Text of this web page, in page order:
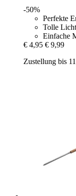
-50%
Perfekte
Tolle
Einfache
€ 4,95 € 9,99
Zustellung bis